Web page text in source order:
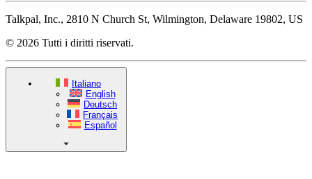
Talkpal, Inc., 2810 N Church St, Wilmington, Delaware 19802, US
© 2026 Tutti i diritti riservati.
Italiano
English
Deutsch
Français
Español